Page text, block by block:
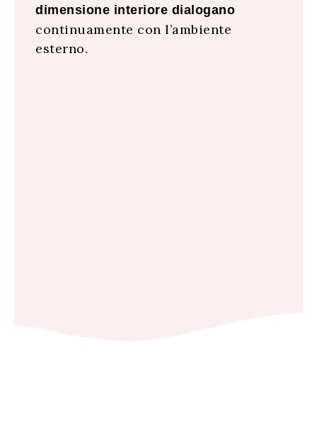
dimensione interiore dialogano
continuamente con l’ambiente
esterno.